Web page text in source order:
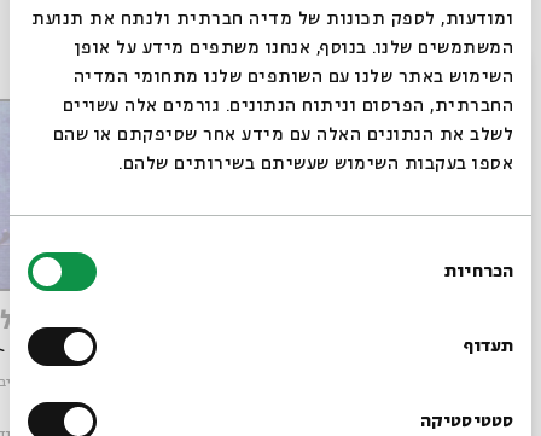
ומודעות, לספק תכונות של מדיה חברתית ולנתח את תנועת
המשתמשים שלנו. בנוסף, אנחנו משתפים מידע על אופן
השימוש באתר שלנו עם השותפים שלנו מתחומי המדיה
החברתית, הפרסום וניתוח הנתונים. גורמים אלה עשויים
לשלב את הנתונים האלה עם מידע אחר שסיפקתם או שהם
אספו בעקבות השימוש שעשיתם בשירותים שלהם.
הסכמה
הכרחיות
תעדוף
סטטיסטיקה
פרקים נוספים בסדרה
חצות
חצות
סגור